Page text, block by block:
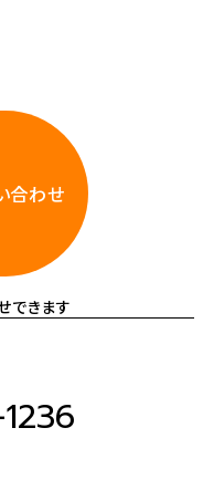
合わせ
できます